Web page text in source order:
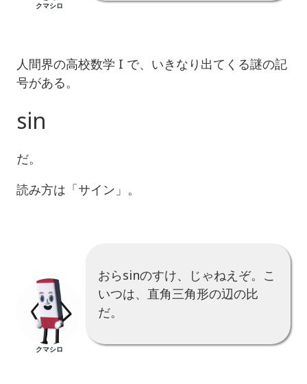
クマシロ
人間界の高校数学 I で、いきなり出てくる謎の記
号がある。
sin
だ。
読み方は「サイン」。
クマシロ
おらsinのすけ、じゃねえぞ。こ
いつは、直角三角形の辺の比
だ。